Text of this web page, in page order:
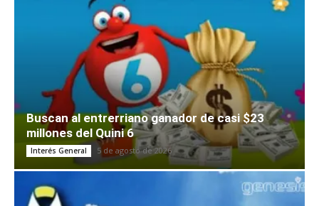
Buscan al entrerriano ganador de casi $23
millones del Quini 6
Interés General 5 de agosto de 2026